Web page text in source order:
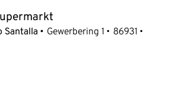
Santalla Gewerbering 1
86931